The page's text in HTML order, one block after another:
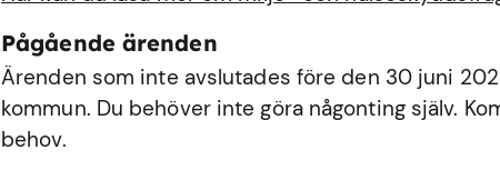
Pågående ärenden
Ärenden som inte avslutades före den 30 juni
kommun. Du behöver inte göra någonting själv.
behov.